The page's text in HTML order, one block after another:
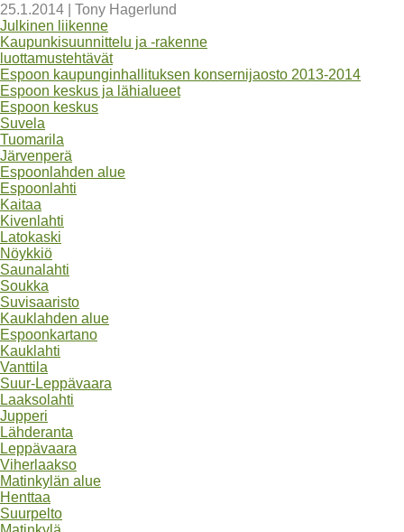
25.1.2014
Tony Hagerlund
Julkinen liikenne
Kaupunkisuunnittelu ja -rakenne
luottamustehtävät
Espoon kaupunginhallituksen konsernijaosto 2013-2014
Espoon keskus ja lähialueet
Espoon keskus
Suvela
Tuomarila
Järvenperä
Espoonlahden alue
Espoonlahti
Kaitaa
Kivenlahti
Latokaski
Nöykkiö
Saunalahti
Soukka
Suvisaaristo
Kauklahden alue
Espoonkartano
Kauklahti
Vanttila
Suur-Leppävaara
Laaksolahti
Jupperi
Lähderanta
Leppävaara
Viherlaakso
Matinkylän alue
Henttaa
Suurpelto